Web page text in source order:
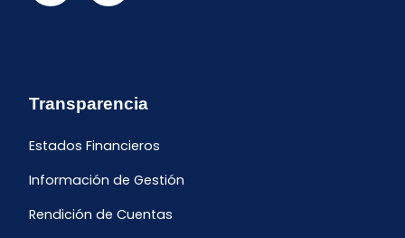
Transparencia
Estados Financieros
Información de Gestión
Rendición de Cuentas